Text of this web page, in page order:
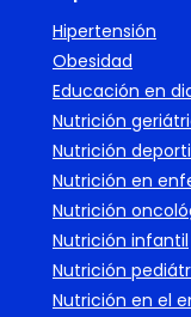
Hipertensión
Obesidad
Educación en
Nutrición
Nutrición
Nutrición en
Nutrición
Nutrición infantil
Nutrición
Nutrición en el